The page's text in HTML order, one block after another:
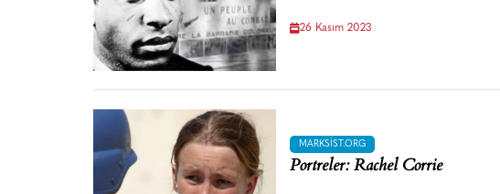
26 Kasım 2023
MARKSIST.ORG
Portreler: Rachel Corrie